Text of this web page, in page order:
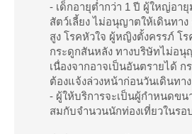
- เด็กอายุต่ำกว่า 1 ปี ผู้ใหญ่อา
สัตว์เลี้ยง ไม่อนุญาตให้เดินทา
สูง โรคหัวใจ ผู้หญิงตั้งครรภ์ โ
กระดูกสันหลัง ทางบริษัทไม่อนุ
เนื่องจากอาจเป็นอันตรายได้
ต้องแจ้งล่วงหน้าก่อนวันเดินทาง
- ผู้ให้บริการจะเป็นผู้กำหนดขน
สมกับจำนวนนักท่องเที่ยวในรอ